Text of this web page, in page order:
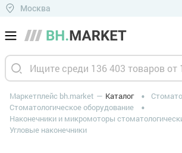
Москва
Маркетплейс bh.market Каталог
Стоматологическое оборудование
Наконечники и микромоторы
Угловые наконечники